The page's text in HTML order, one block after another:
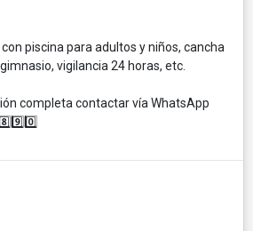
piscina para adultos y niños, cancha
vigilancia 24 horas, etc.
completa contactar vía WhatsApp